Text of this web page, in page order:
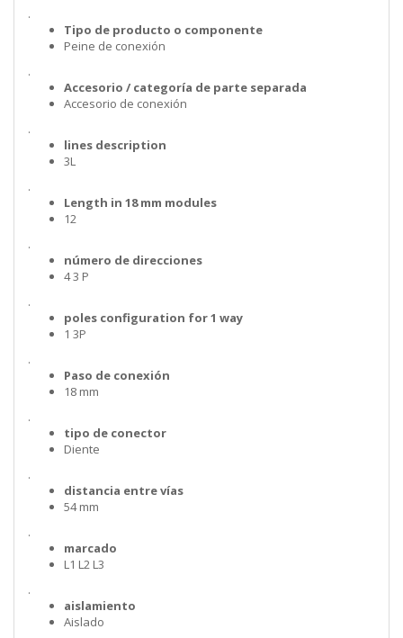
.
Tipo de producto o componente
Peine de conexión
.
Accesorio / categoría de parte separada
Accesorio de conexión
.
lines description
3L
.
Length in 18 mm modules
12
.
número de direcciones
4 3 P
.
poles configuration for 1 way
1 3P
.
Paso de conexión
18 mm
.
tipo de conector
Diente
.
distancia entre vías
54 mm
.
marcado
L1 L2 L3
.
aislamiento
Aislado